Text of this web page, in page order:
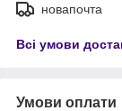
новапочта
Всі умови
Умови оплати